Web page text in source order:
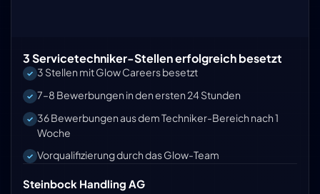
3 Servicetechniker-Stellen erfolgreich besetzt
3 Stellen mit Glow Careers besetzt
7–8 Bewerbungen in den ersten 24 Stunden
36 Bewerbungen aus dem Techniker-Bereich nach 1
Woche
Vorqualifizierung durch das Glow-Team
Steinbock Handling AG